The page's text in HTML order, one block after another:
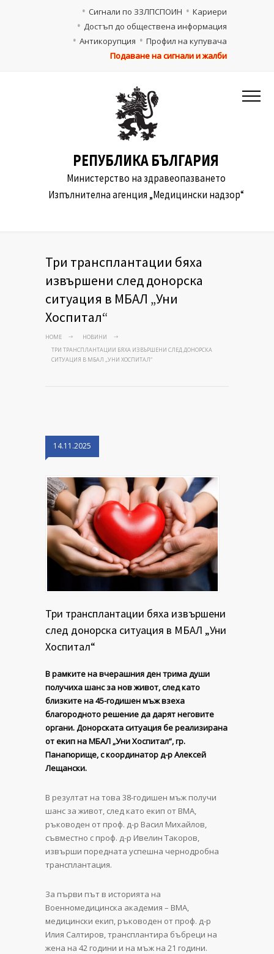
Кариери
Сигнали по ЗЗЛПСПОИН
Достъп до обществена информация
Профил на купувача
Антикорупция
Подаване на сигнали и жалби
РЕПУБЛИКА БЪЛГАРИЯ
Министерство на здравеопазването
Изпълнителна агенция „Медицински надзор“
Три трансплантации бяха
извършени след донорска
ситуация в МБАЛ „Уни
Хоспитал“
HOME
НОВИНИ
ТРИ ТРАНСПЛАНТАЦИИ БЯХА ИЗВЪРШЕНИ СЛЕД ДОНОРСКА
СИТУАЦИЯ В МБАЛ „УНИ ХОСПИТАЛ“
14.11.2025
Три трансплантации бяха извършени
след донорска ситуация в МБАЛ „Уни
Хоспитал“
В рамките на вчерашния ден трима души
получиха шанс за нов живот, след като
близките на 45-годишен мъж взеха
благородното решение да дарят неговите
органи. Донорската ситуация бе реализирана
от екип на МБАЛ „Уни Хоспитал“, гр.
Панагюрище, с координатор д-р Алексей
Лещански.
В резултат на това 38-годишен мъж получи
шанс за живот, след като екип от ВМА,
ръководен от проф. д-р Васил Михайлов,
съвместно с проф. д-р Ивелин Такоров,
извърши поредната успешна чернодробна
трансплантация.
За първи път в историята на
Военномедицинска академия – ВМА,
медицински екип, ръководен от проф. д-р
Илия Салтиров, трансплантира бъбреци на
жена на 42 години и на мъж на 21 години.